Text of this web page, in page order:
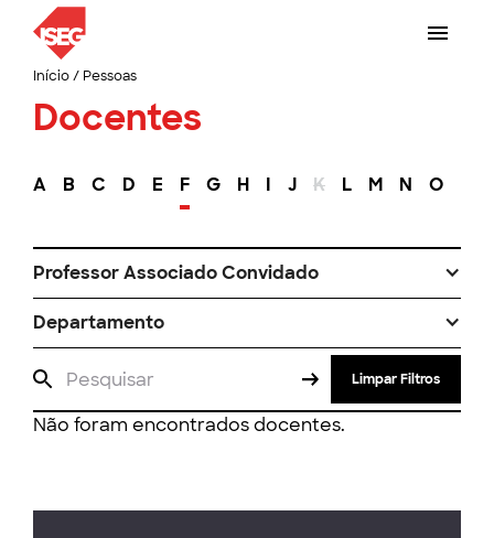
Início/ Pessoas
Docentes
A B C D E F G H I J K L M N O
Professor Associado Convidado
Departamento
Limpar Filtros
Não foram encontrados docentes.